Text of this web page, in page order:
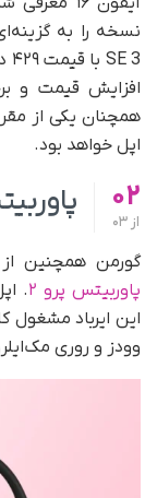
نسخه را به
همچنان یکی از
اپل خواهد بود.
02
از
گورمن همچنین
پاوربیتس پرو ۲
.
این ایرباد مشغول
وودز و روری